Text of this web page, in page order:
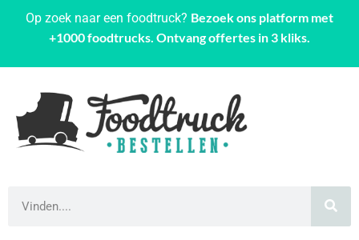
Op zoek naar een foodtruck? Bezoek ons platform met
+1000 foodtrucks. Ontvang offertes in 3 kliks.